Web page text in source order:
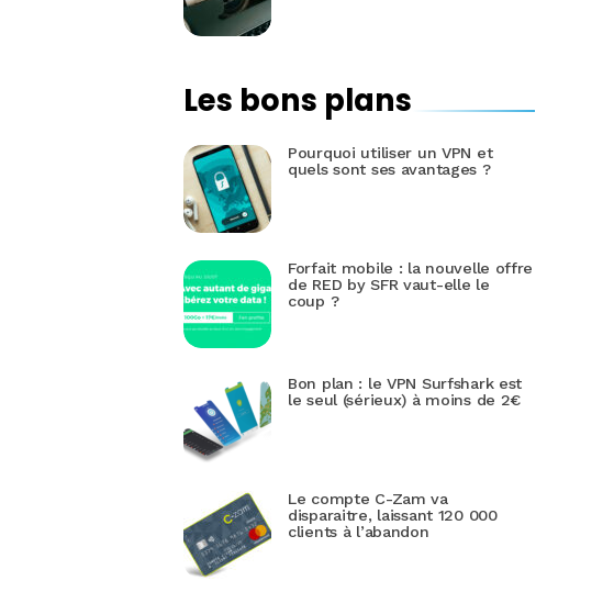
Les bons plans
Pourquoi utiliser un VPN et
quels sont ses avantages ?
Forfait mobile : la nouvelle offre
de RED by SFR vaut-elle le
coup ?
Bon plan : le VPN Surfshark est
le seul (sérieux) à moins de 2€
Le compte C-Zam va
disparaitre, laissant 120 000
clients à l’abandon